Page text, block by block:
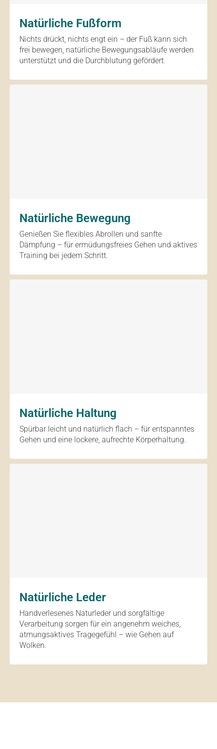
Natürliche Fußform
Nichts drückt, nichts engt ein – der Fuß kann sich
frei bewegen, natürliche Bewegungsabläufe werden
unterstützt und die Durchblutung gefördert.
Natürliche Bewegung
Genießen Sie flexibles Abrollen und sanfte
Dämpfung – für ermüdungsfreies Gehen und aktives
Training bei jedem Schritt.
Natürliche Haltung
Spürbar leicht und natürlich flach – für entspanntes
Gehen und eine lockere, aufrechte Körperhaltung.
Natürliche Leder
Handverlesenes Naturleder und sorgfältige
Verarbeitung sorgen für ein angenehm weiches,
atmungsaktives Tragegefühl – wie Gehen auf
Wolken.